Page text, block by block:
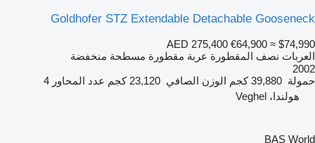
Goldhofer STZ Extendable Detachable Gooseneck
AED 275,400 €64,900 ≈ $74,990
العربات نصف المقطورة عربة مقطورة مسطحة منخفضة
2002
حمولة 39,880 كجم الوزن الصافي 23,120 كجم عدد المحاور 4
هولندا، Veghel
BAS World